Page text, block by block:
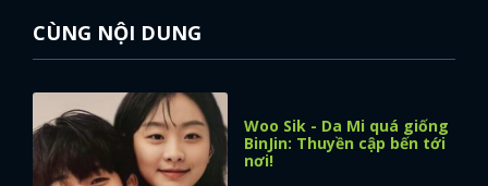
CÙNG NỘI DUNG
Woo Sik - Da Mi quá giống
BinJin: Thuyền cập bến tới
nơi!